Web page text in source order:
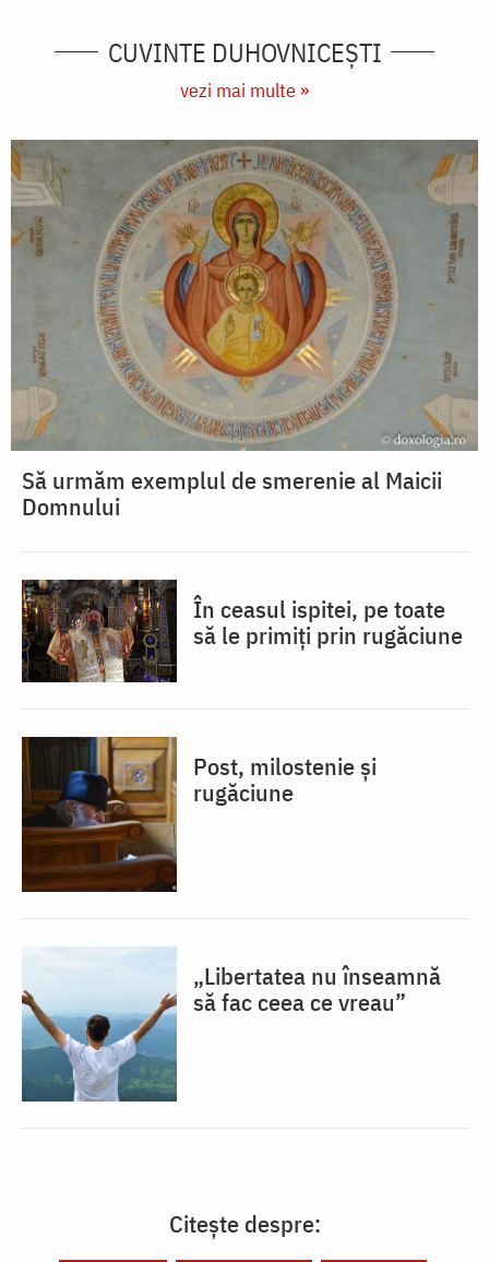
CUVINTE DUHOVNICEȘTI
vezi mai multe »
Să urmăm exemplul de smerenie al Maicii
Domnului
În ceasul ispitei, pe toate
să le primiți prin rugăciune
Post, milostenie și
rugăciune
„Libertatea nu înseamnă
să fac ceea ce vreau”
Citește despre: